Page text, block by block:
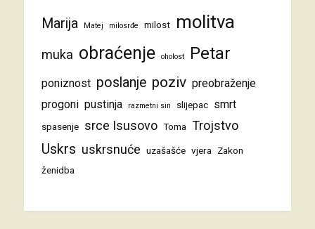
Marija Matej milosrđe milost molitva
muka obraćenje oholost Petar
poniznost poslanje poziv preobraženje
progoni pustinja razmetni sin slijepac smrt
spasenje srce Isusovo Toma Trojstvo
Uskrs uskrsnuće uzašašće vjera
Zakon
ženidba